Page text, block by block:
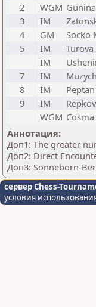
2
WGM
3
IM
4
GM Socko
5
IM
IM
7
IM
8
IM
9
IM
WGM
Аннотация:
Доп1: The greater
Доп2: Direct
Доп3: Sonneborn-
сервер Chess-
условия